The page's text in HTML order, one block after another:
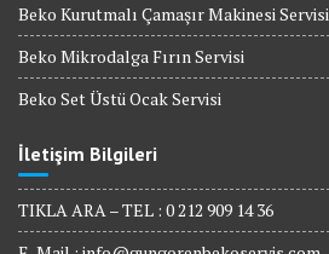
Beko Kurutmalı Çamaşır Makinesi Servisi
Beko Mikrodalga Fırın Servisi
Beko Set Üstü Ocak Servisi
İletişim Bilgileri
TIKLA ARA – TEL : 0 212 909 14 36